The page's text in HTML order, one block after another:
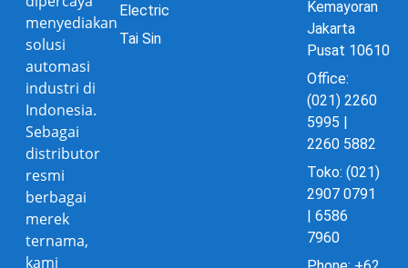
menyediakan
solusi
automasi
industri di
Indonesia.
Sebagai
distributor
resmi
berbagai
merek
ternama,
kami
Electric
Tai Sin
Kemayoran
Jakarta
Pusat 10610
Office:
(021) 2260
5995 |
2260 5882
Toko: (021)
2907 0791
| 6586
7960